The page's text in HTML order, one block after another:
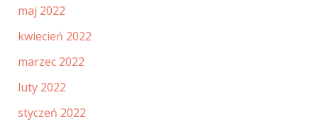
maj 2022
kwiecień 2022
marzec 2022
luty 2022
styczeń 2022